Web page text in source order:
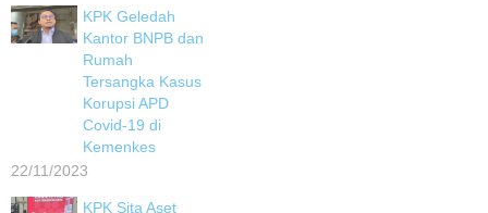
KPK Geledah
Kantor BNPB dan
Rumah
Tersangka Kasus
Korupsi APD
Covid-19 di
Kemenkes
22/11/2023
KPK Sita Aset